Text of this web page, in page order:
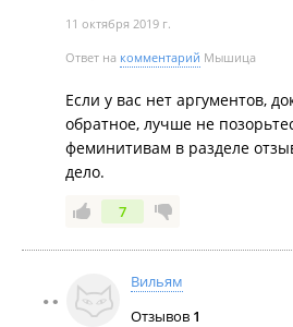
11 октября 2019 г.
Ответ на комментарий Мышица
Если у вас нет аргументов,
обратное, лучше не
феминитивам в разделе
дело.
7
Вильям
Отзывов 1